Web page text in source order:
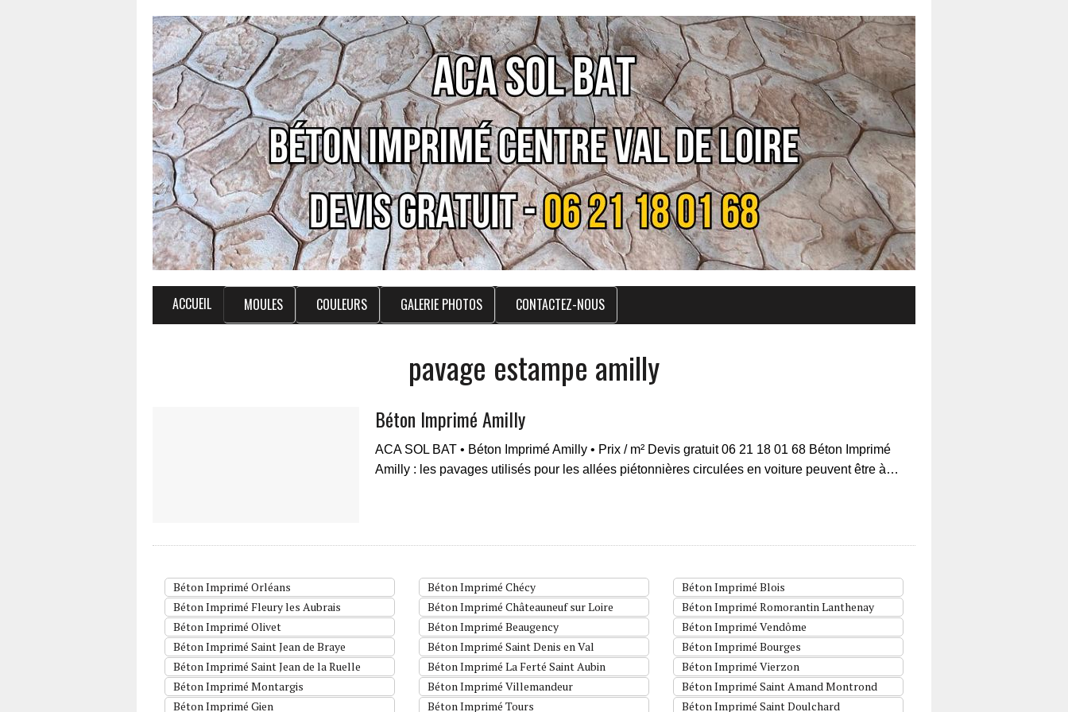
ACCUEIL MOULES COULEURS GALERIE PHOTOS CONTACTEZ-NOUS
pavage estampe amilly
Béton Imprimé Amilly
ACA SOL BAT • Béton Imprimé Amilly • Prix / m² Devis gratuit 06 21 18 01 68 Béton Imprimé
Amilly : les pavages utilisés pour les allées piétonnières circulées en voiture peuvent être à…
Béton Imprimé Orléans
Béton Imprimé Fleury les Aubrais
Béton Imprimé Olivet
Béton Imprimé Saint Jean de Braye
Béton Imprimé Saint Jean de la Ruelle
Béton Imprimé Montargis
Béton Imprimé Gien
Béton Imprimé Chécy
Béton Imprimé Châteauneuf sur Loire
Béton Imprimé Beaugency
Béton Imprimé Saint Denis en Val
Béton Imprimé La Ferté Saint Aubin
Béton Imprimé Villemandeur
Béton Imprimé Tours
Béton Imprimé Blois
Béton Imprimé Romorantin Lanthenay
Béton Imprimé Vendôme
Béton Imprimé Bourges
Béton Imprimé Vierzon
Béton Imprimé Saint Amand Montrond
Béton Imprimé Saint Doulchard